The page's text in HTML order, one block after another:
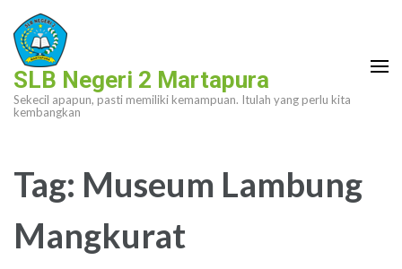
Lompat
ke
konten
(Tekan
Enter)
SLB Negeri 2 Martapura
Sekecil apapun, pasti memiliki kemampuan. Itulah yang perlu kita
kembangkan
Tag: Museum Lambung
Mangkurat